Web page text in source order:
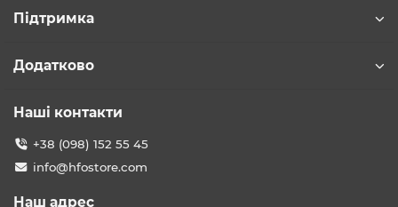
Підтримка
Додатково
Наші контакти
+38 (098) 152 55 45
info@hfostore.com
Наш адрес